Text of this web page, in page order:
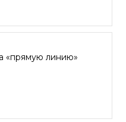
«прямую линию»